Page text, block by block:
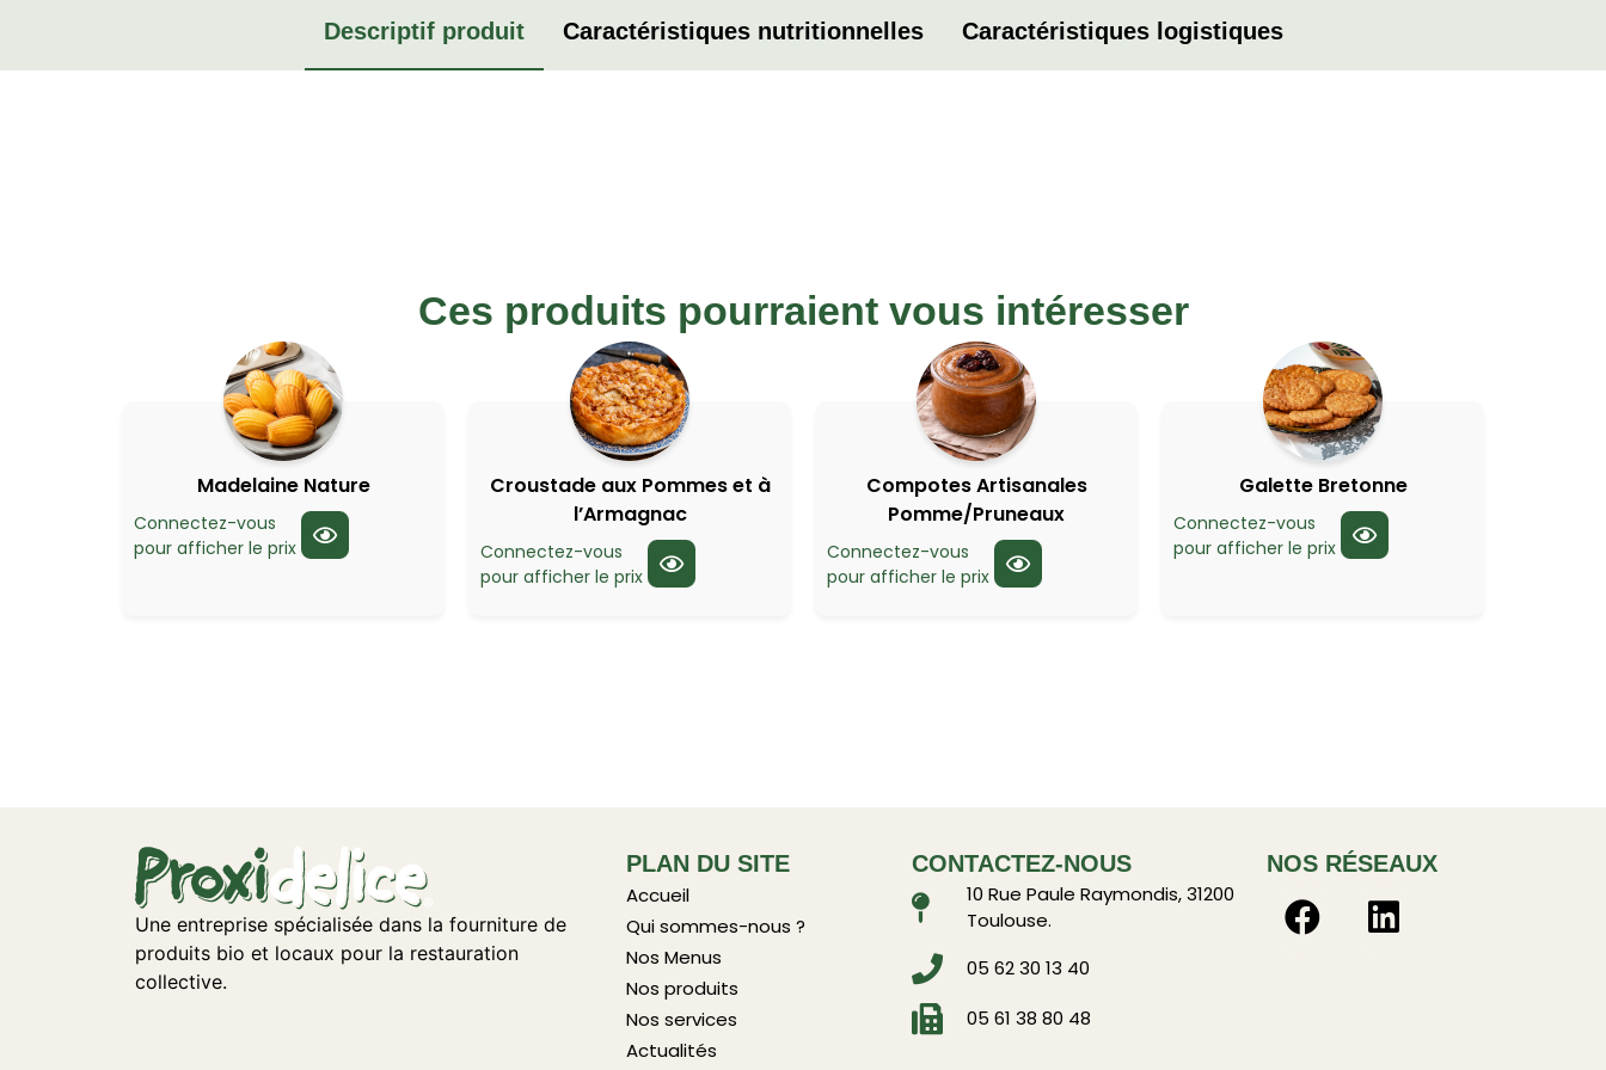
Descriptif produit Caractéristiques nutritionnelles Caractéristiques logistiques
Ces produits pourraient vous intéresser
Madelaine Nature
Connectez-vous
pour afficher le prix
Croustade aux Pommes et à
l’Armagnac
Connectez-vous
pour afficher le prix
Compotes Artisanales
Pomme/Pruneaux
Connectez-vous
pour afficher le prix
Galette Bretonne
Connectez-vous
pour afficher le prix
Une entreprise spécialisée dans la fourniture de
produits bio et locaux pour la restauration
collective.
PLAN DU SITE
Accueil
Qui sommes-nous ?
Nos Menus
Nos produits
Nos services
Actualités
CONTACTEZ-NOUS
10 Rue Paule Raymondis, 31200
Toulouse.
05 62 30 13 40
05 61 38 80 48
NOS RÉSEAUX